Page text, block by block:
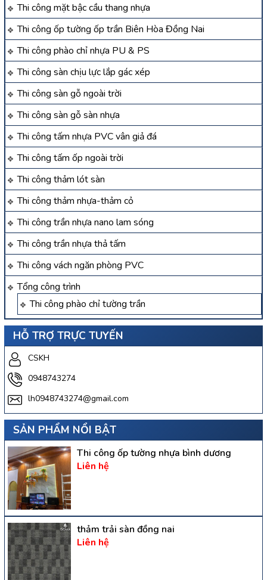
Thi công mặt bậc cầu thang nhựa
Thi công ốp tường ốp trần Biên Hòa Đồng Nai
Thi công phào chỉ nhựa PU & PS
Thi công sàn chịu lực lắp gác xép
Thi công sàn gỗ ngoài trời
Thi công sàn gỗ sàn nhựa
Thi công tấm nhựa PVC vân giả đá
Thi công tấm ốp ngoài trời
Thi công thảm lót sàn
Thi công thảm nhựa-thảm cỏ
Thi công trần nhựa nano lam sóng
Thi công trần nhựa thả tấm
Thi công vách ngăn phòng PVC
Tổng công trình
Thi công phào chỉ tường trần
HỖ TRỢ TRỰC TUYẾN
CSKH
0948743274
lh0948743274@gmail.com
SẢN PHẨM NỔI BẬT
Thi công ốp tường nhựa bình dương
Liên hệ
thảm trải sàn đồng nai
Liên hệ